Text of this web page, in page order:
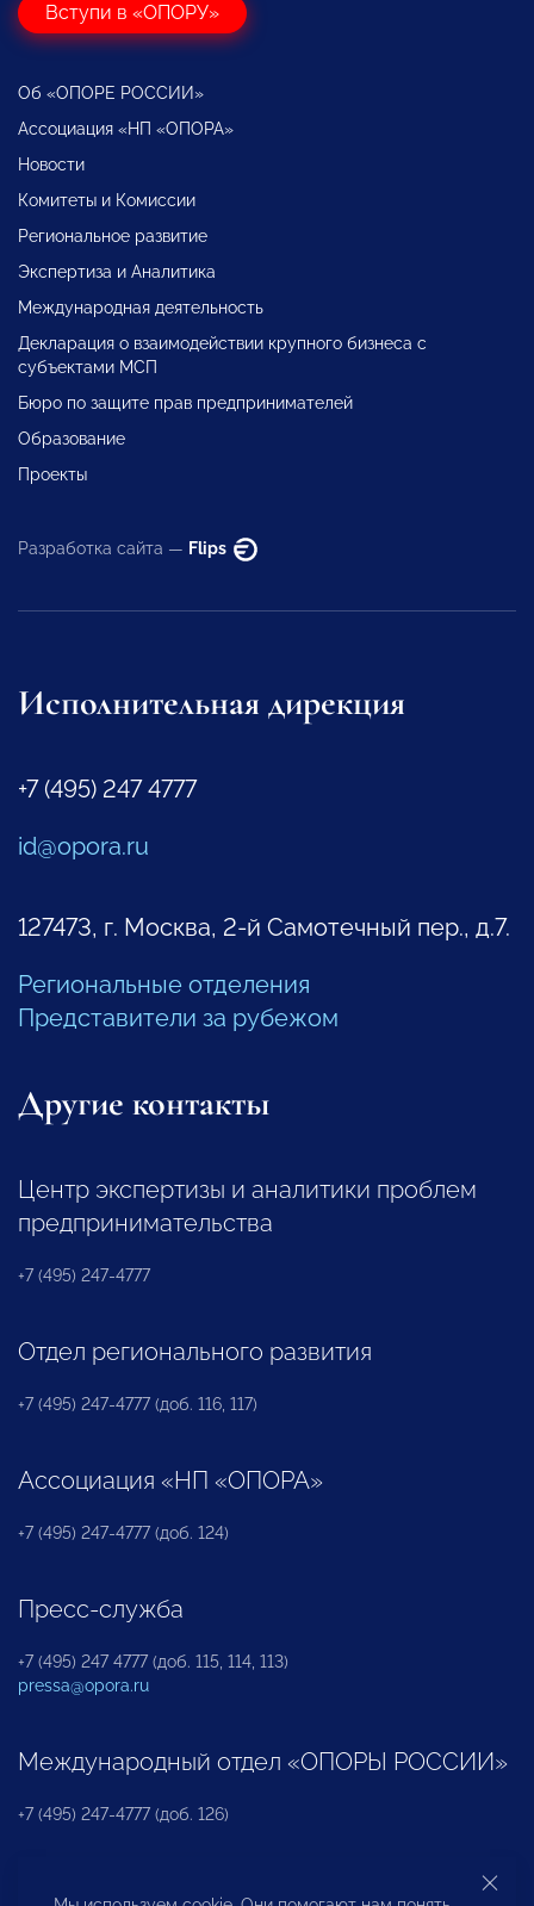
Вступи в «ОПОРУ»
Об «ОПОРЕ РОССИИ»
Ассоциация «НП «ОПОРА»
Новости
Комитеты и Комиссии
Региональное развитие
Экспертиза и Аналитика
Международная деятельность
Декларация о взаимодействии крупного бизнеса с
субъектами МСП
Бюро по защите прав предпринимателей
Образование
Проекты
Разработка сайта — Flips
Исполнительная дирекция
+7 (495) 247 4777
id@opora.ru
127473, г. Москва, 2-й Самотечный пер., д.7.
Региональные отделения
Представители за рубежом
Другие контакты
Центр экспертизы и аналитики проблем
предпринимательства
+7 (495) 247-4777
Отдел регионального развития
+7 (495) 247-4777 (доб. 116, 117)
Ассоциация «НП «ОПОРА»
+7 (495) 247-4777 (доб. 124)
Пресс-служба
+7 (495) 247 4777 (доб. 115, 114, 113)
pressa@opora.ru
Международный отдел «ОПОРЫ РОССИИ»
+7 (495) 247-4777 (доб. 126)
Бюро по защите прав предпринимателей и